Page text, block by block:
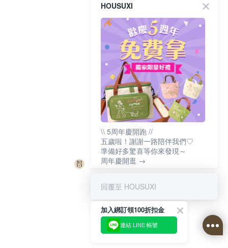
HOUSUXI
\\ 5周年慶開跑 //
五歲啦！謝謝一路陪伴我們♡
準備好多驚喜等你來發現～
周年慶開逛 →
回覆至 HOUSUXI
加入綁訂領100折扣金
連結 LINE 帳號